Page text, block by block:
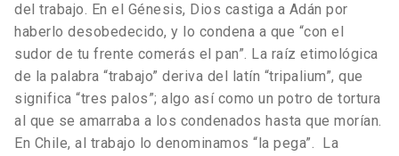
del trabajo. En el Génesis, Dios castiga a Adán por
haberlo desobedecido, y lo condena a que “con el
sudor de tu frente comerás el pan”. La raíz etimológica
de la palabra “trabajo” deriva del latín “tripalium”, que
significa “tres palos”; algo así como un potro de tortura
al que se amarraba a los condenados hasta que morían.
En Chile, al trabajo lo denominamos “la pega”. La